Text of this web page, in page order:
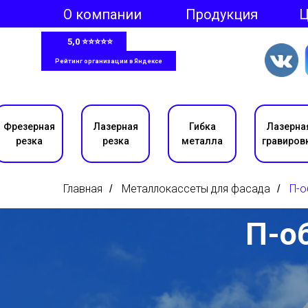
О компании Продукция
Фрезерная
резка
Лазерная
резка
Гибка
металла
Главная / Металлокассеты для фасада / П-
П-
5,0 ⭐⭐⭐⭐⭐
Рейтинг организации в Яндексе